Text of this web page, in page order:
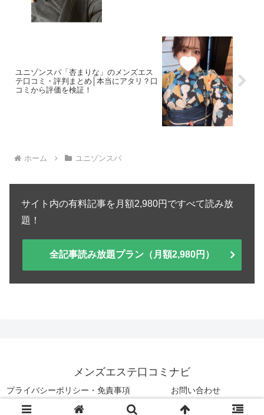
ユニゾンスパ「杏まりな」のメンズエス
テ口コミ・評判まとめ│本当にアタリ？口
コミから評価を検証！
ホーム ユニゾンスパ
サイト内の有料記事を月額2,980円ですべて読み放
題！
全記事読み放題プラン（月額2,980円）
メンズエステ口コミナビ
プライバシーポリシー・免責事項 お問い合わせ
© 2025 メンズエステ口コミナビ.